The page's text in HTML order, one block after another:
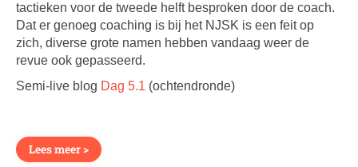
tactieken voor de tweede helft besproken door de coach.
Dat er genoeg coaching is bij het NJSK is een feit op
zich, diverse grote namen hebben vandaag weer de
revue ook gepasseerd.
Semi-live blog Dag 5.1 (ochtendronde)
Lees meer >